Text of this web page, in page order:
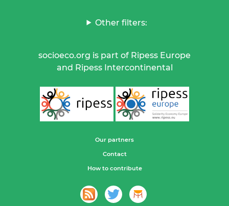
Other filters:
socioeco.org is part of Ripess Europe
and Ripess Intercontinental
Our partners
Contact
How to contribute